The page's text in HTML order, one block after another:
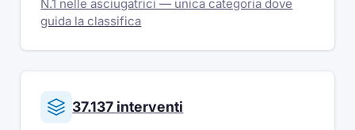
N.1 nelle asciugatrici — unica categoria dove
guida la classifica
37.137 interventi